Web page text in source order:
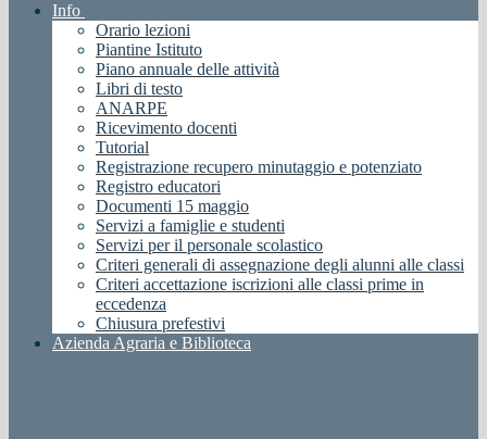
Info
Orario lezioni
Piantine Istituto
Piano annuale delle attività
Libri di testo
ANARPE
Ricevimento docenti
Tutorial
Registrazione recupero minutaggio e potenziato
Registro educatori
Documenti 15 maggio
Servizi a famiglie e studenti
Servizi per il personale scolastico
Criteri generali di assegnazione degli alunni alle classi
Criteri accettazione iscrizioni alle classi prime in
eccedenza
Chiusura prefestivi
Azienda Agraria e Biblioteca